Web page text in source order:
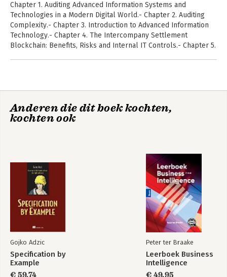
Chapter 1. Auditing Advanced Information Systems and
Technologies in a Modern Digital World.- Chapter 2. Auditing
Complexity.- Chapter 3. Introduction to Advanced Information
Technology.- Chapter 4. The Intercompany Settlement
Blockchain: Benefits, Risks and Internal IT Controls.- Chapter 5.
Analysis.
Anderen die dit boek kochten,
kochten ook
Gojko Adzic
Specification by
Example
€ 59,74
Peter ter Braake
Leerboek Business
Intelligence
€ 49,95